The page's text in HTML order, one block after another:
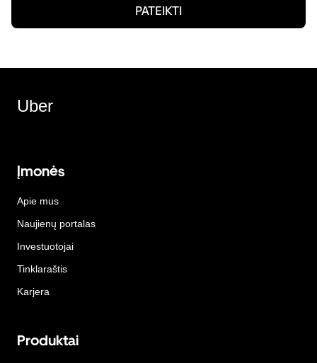
PATEIKTI
Uber
Įmonės
Apie mus
Naujienų portalas
Investuotojai
Tinklaraštis
Karjera
Produktai